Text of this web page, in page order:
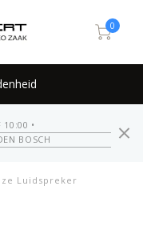
0
10:00 •
BOSCH
Luidspreker